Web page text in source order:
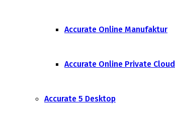
Accurate Online Manufaktur
Accurate Online Private Cloud
Accurate 5 Desktop